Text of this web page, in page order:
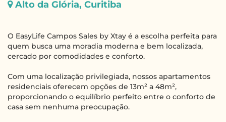
Alto da Glória, Curitiba
O EasyLife Campos Sales by Xtay é a escolha perfeita para
quem busca uma moradia moderna e bem localizada,
cercado por comodidades e conforto.
Com uma localização privilegiada, nossos apartamentos
residenciais oferecem opções de 13m² a 48m²,
proporcionando o equilíbrio perfeito entre o conforto de
casa sem nenhuma preocupação.